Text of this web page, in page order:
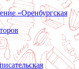
«Оренбургская